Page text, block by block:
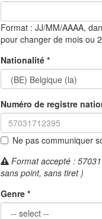
Format : JJ/MM/AAAA,
pour changer de mois ou
Nationalité *
Numéro de registre
Ne pas communiquer
Format accepté :
sans point, sans tiret )
Genre *